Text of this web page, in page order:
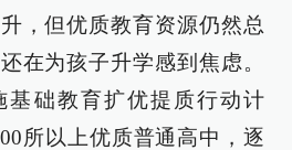
，但优质教育资源仍然总
在为孩子升学感到焦虑。
基础教育扩优提质行动计
所以上优质普通高中，逐